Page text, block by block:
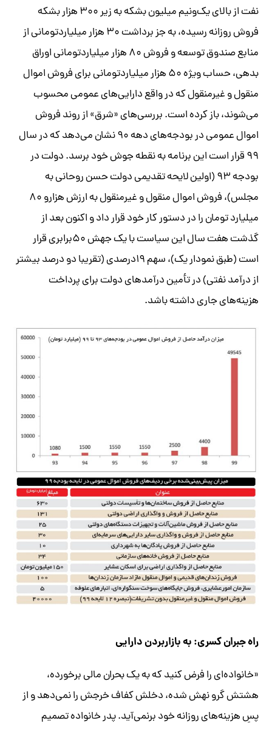
نفت از بالای یک‌و‌نیم میلیون بشکه به زیر ۳۰۰ هزار بشکه
فروش روزانه رسیده، به جز برداشت ۳۰ هزار میلیارد‌تومانی از
منابع صندوق توسعه و فروش ۸۰ هزار میلیاردتومانی اوراق
بدهی، حساب ویژه ۵۰ هزار میلیارد‌تومانی برای فروش اموال
منقول و غیر‌منقول که در واقع دارایی‌های عمومی محسوب
می‌شوند، باز کرده است. بررسی‌های «شرق» از روند فروش
اموال عمومی در بودجه‌های دهه ۹۰ نشان می‌دهد که در سال
۹۹ قرار است این برنامه به نقطه جوش خود برسد. دولت در
بودجه ۹۳ (اولین لایحه تقدیمی دولت حسن روحانی به
مجلس)، فروش اموال منقول و غیرمنقول به ارزش هزار‌و ۸۰
میلیارد تومان را در دستور کار خود قرار داد و اکنون بعد از
گذشت هفت سال این سیاست با یک جهش ۵۰برابری قرار
است (طبق نمودار یک)، سهم ۱۹درصدی (تقریبا دو درصد بیشتر
از درآمد نفتی) در تأمین درآمدهای دولت برای پرداخت
هزینه‌های جاری داشته باشد.
راه جبران کسری: به بازار‌بردن دارایی
«خانواده‌ای را فرض کنید که به یک بحران مالی برخورده،
هشتش گرو نهش شده، دخلش کفاف خرجش را نمی‌دهد و از
پسِ هزینه‌های روزانه خود برنمی‌آید. پدر خانواده تصمیم